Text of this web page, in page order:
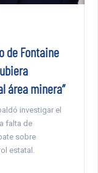
de Fontaine
área minera”
investigar el
falta de
sobre
estatal.